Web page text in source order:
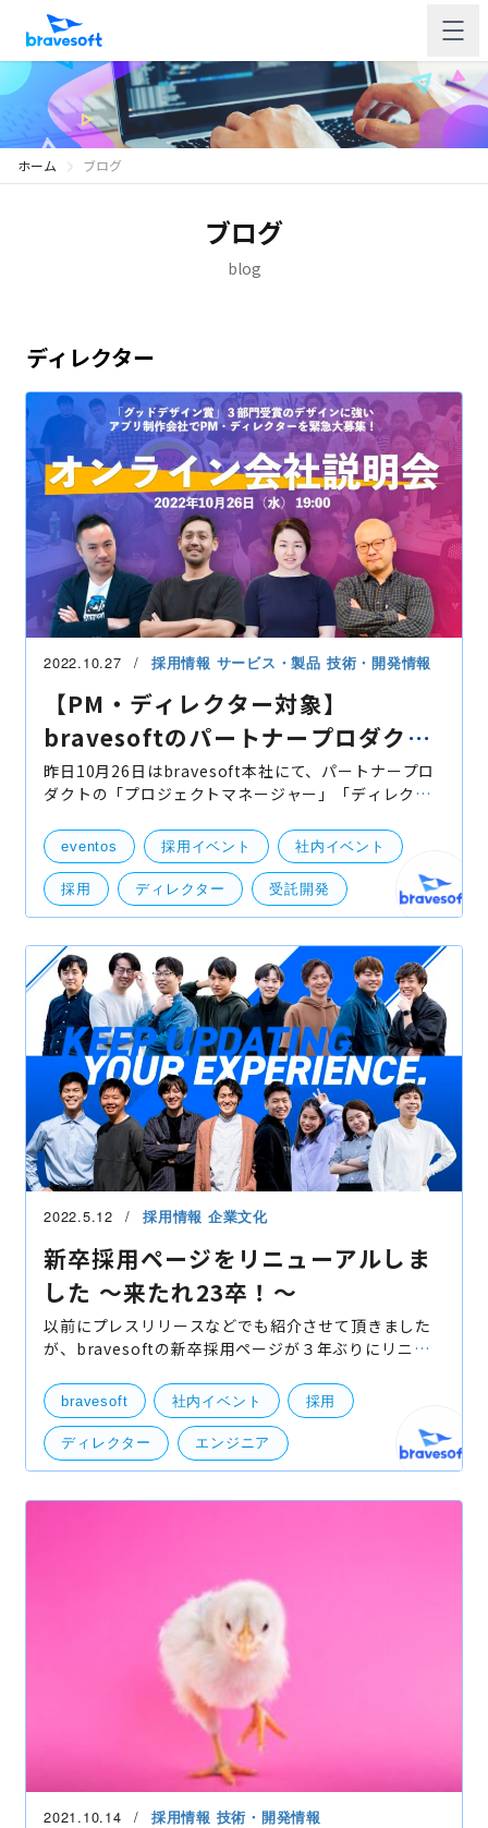
ホーム ブログ
ブログ
blog
ディレクター
2022.10.27 採用情報 サービス・製品 技術・開発情報
【PM・ディレクター対象】
bravesoftのパートナープロダクト
を対象としたオンライン採用イベン
トレポート！
昨日10月26日はbravesoft本社にて、パートナープロ
ダクトの「プロジェクトマネージャー」「ディレクタ
した。 本日はそのイベントレポートを紹介させていた
だきます
eventos 採用イベント 社内イベント
採用 ディレクター 受託開発
プロジェクトマネージャー
2022.5.12 採用情報 企業文化
新卒採用ページをリニューアルしま
した 〜来たれ23卒！〜
以前にプレスリリースなどでも紹介させて頂きました
が、bravesoftの新卒採用ページが３年ぶりにリニュ
をお伝えさせていただきます。 新卒採用ページ リ
bravesoft 社内イベント 採用
ディレクター エンジニア
2021.10.14 採用情報 技術・開発情報